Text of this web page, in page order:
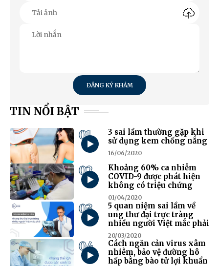
ĐĂNG KÝ KHÁM
TIN NỔI BẬT
01
3 sai lầm thường gặp khi
sử dụng kem chống nắng
16/06/2020
02
Khoảng 60% ca nhiễm
COVID-9 được phát hiện
không có triệu chứng
01/04/2020
03
5 quan niệm sai lầm về
ung thư đại trực tràng
nhiều người Việt mắc phải
20/03/2020
04
Cách ngăn cản virus xâm
nhiễm, bảo vệ đường hô
hấp bằng bào tử lợi khuẩn